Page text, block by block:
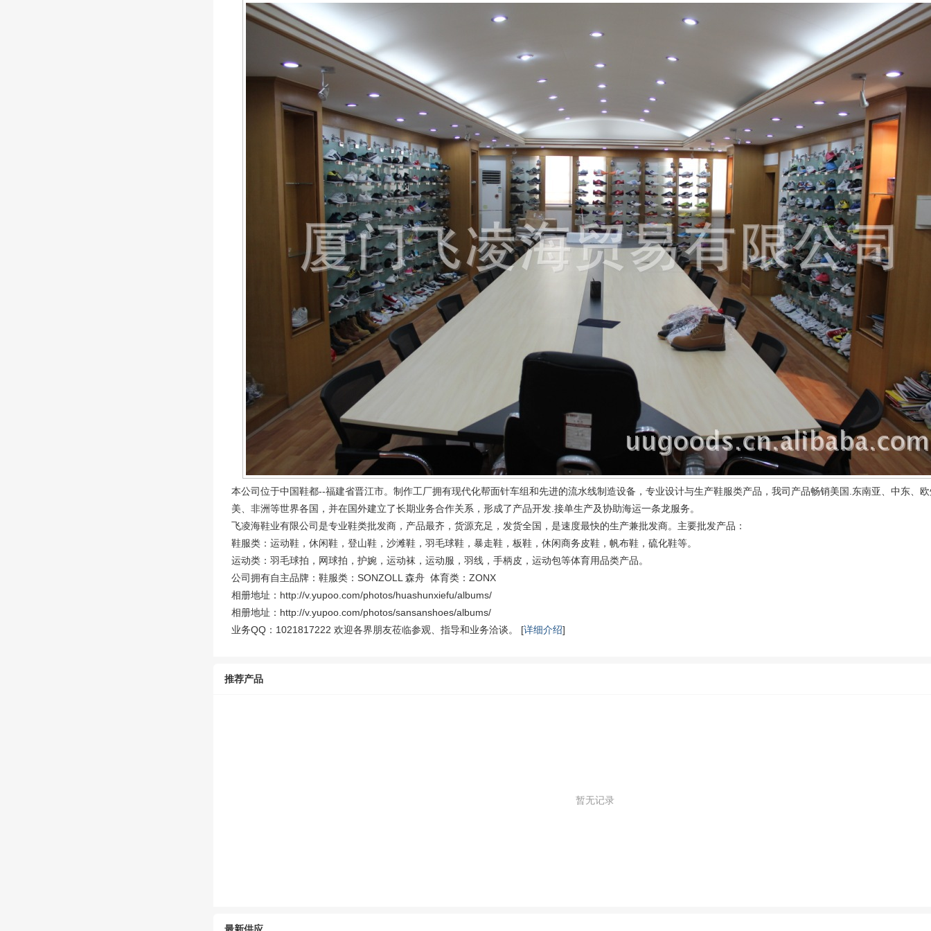
本公司位于中国鞋都--福建省晋江市。制作工厂拥有现代化帮面针车组和先进的流水线制造设备，专业设计与生产鞋服类产品，我司产品畅销美国.东南亚、中东、
美、非洲等世界各国，并在国外建立了长期业务合作关系，形成了产品开发.接单生产及协助海运一条龙服务。
飞凌海鞋业有限公司是专业鞋类批发商，产品最齐，货源充足，发货全国，是速度最快的生产兼批发商。主要批发产品：
鞋服类：运动鞋，休闲鞋，登山鞋，沙滩鞋，羽毛球鞋，暴走鞋，板鞋，休闲商务皮鞋，帆布鞋，硫化鞋等。
运动类：羽毛球拍，网球拍，护婉，运动袜，运动服，羽线，手柄皮，运动包等体育用品类产品。
公司拥有自主品牌：鞋服类：SONZOLL 森舟 体育类：ZONX
相册地址：http://v.yupoo.com/photos/huashunxiefu/albums/
相册地址：http://v.yupoo.com/photos/sansanshoes/albums/
业务QQ：1021817222 欢迎各界朋友莅临参观、指导和业务洽谈。 [详细介绍]
推荐产品
暂无记录